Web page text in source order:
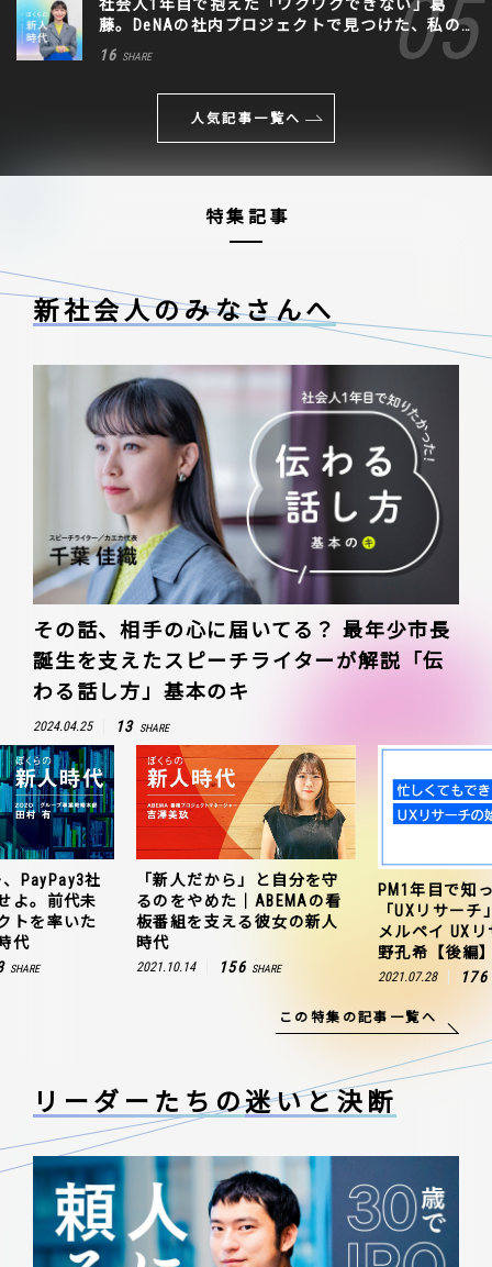
社会人1年目で抱えた「ワクワクできない」葛
藤。DeNAの社内プロジェクトで見つけた、私の
生きる道
16 SHARE
人気記事一覧へ
特集記事
新社会人のみなさんへ
その話、相手の心に届いてる？ 最年少市長
誕生を支えたスピーチライターが解説「伝
わる話し方」基本のキ
2024.04.25 13 SHARE
PayPay3社
よ。前代未
トを率いた
代
SHARE
「新人だから」と自分を守
るのをやめた｜ABEMAの看
板番組を支える彼女の新人
時代
2021.10.14 156 SHARE
PM1年目で知
「UXリサー
メルペイ UX
野孔希【後編
2021.07.28 176
この特集の記事一覧へ
リーダーたちの迷いと決断